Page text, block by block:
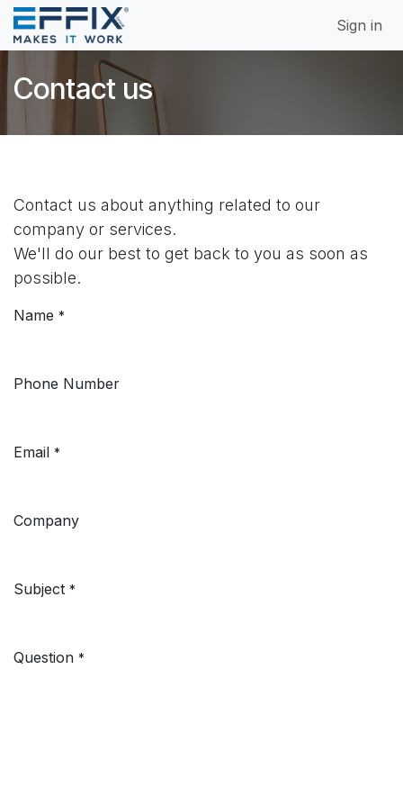
Skip to Content
Sign in
Contact us
Contact us about anything related to our
company or services.
We'll do our best to get back to you as soon as
possible.
Name *
Phone Number
Email *
Company
Subject *
Question *